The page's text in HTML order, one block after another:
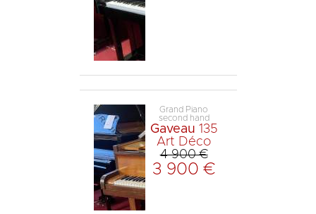
Grand Piano
second hand
Gaveau 135
Art Déco
4 900 €
3 900 €